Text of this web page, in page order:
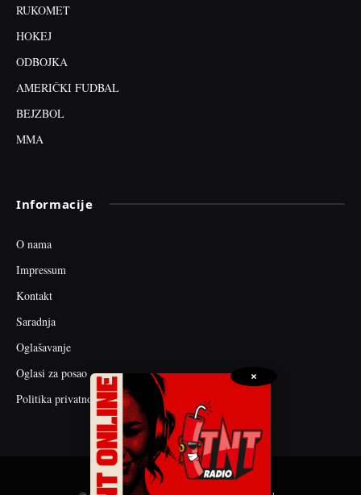
RUKOMET
HOKEJ
ODBOJKA
AMERIČKI FUDBAL
BEJZBOL
MMA
Informacije
O nama
Impressum
Kontakt
Saradnja
Oglašavanje
Oglasi za posao
Politika privatnosti
×